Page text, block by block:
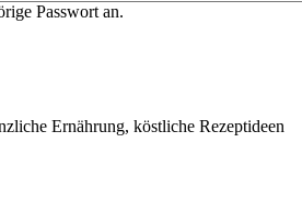
Passwort an.
Ernährung, köstliche Rezeptideen